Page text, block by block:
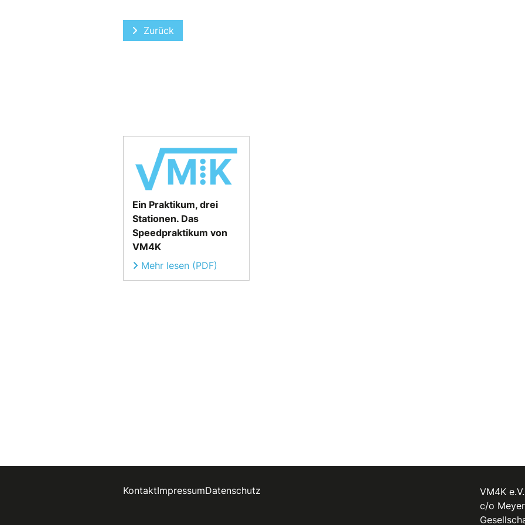
Vorheriger Beitrag: Kfz-Versicherung: Daten sind das Gold der Zukunft
Zurück
Ein Praktikum, drei
Stationen. Das
Speedpraktikum von
VM4K
Mehr lesen (PDF)
KontaktImpressumDatenschutz
VM4K e.V.
c/o